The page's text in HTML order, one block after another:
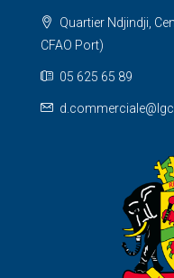
Quartier Ndjindji,
CFAO Port)
05 625 65 89